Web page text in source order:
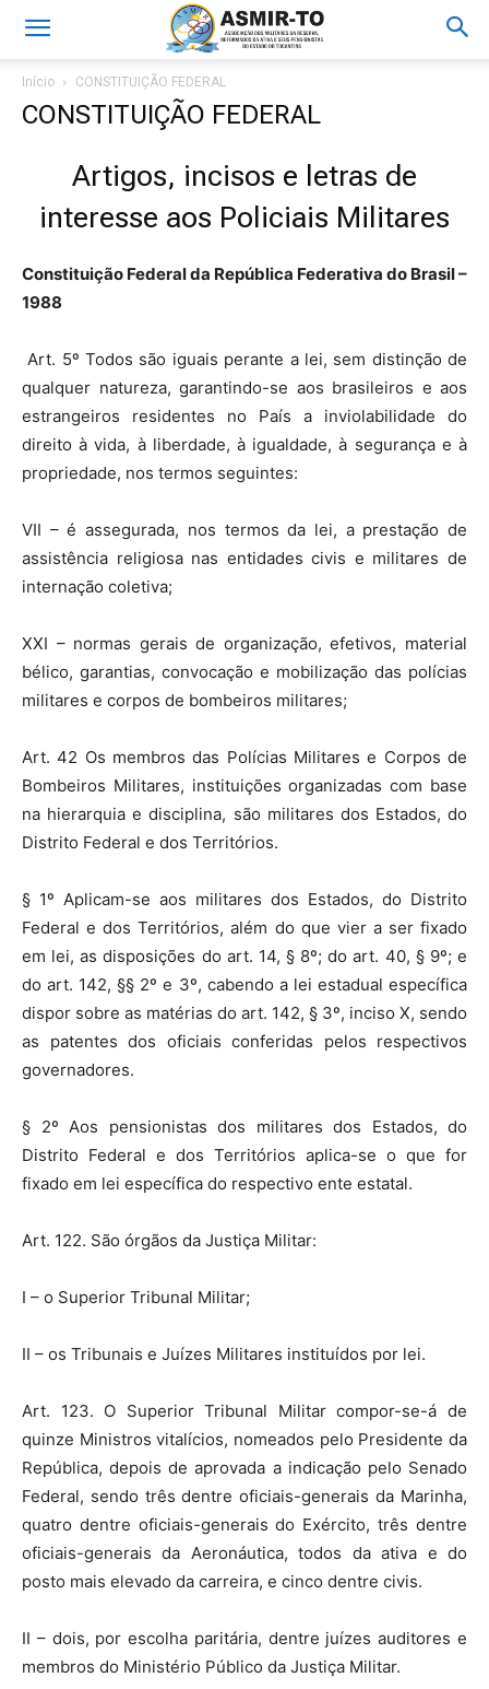
Início CONSTITUIÇÃO FEDERAL
CONSTITUIÇÃO FEDERAL
Artigos, incisos e letras de
interesse aos Policiais Militares
Constituição Federal da República Federativa do Brasil –
1988
Art. 5º Todos são iguais perante a lei, sem distinção de
qualquer natureza, garantindo-se aos brasileiros e aos
estrangeiros residentes no País a inviolabilidade do
direito à vida, à liberdade, à igualdade, à segurança e à
propriedade, nos termos seguintes:
VII – é assegurada, nos termos da lei, a prestação de
assistência religiosa nas entidades civis e militares de
internação coletiva;
XXI – normas gerais de organização, efetivos, material
bélico, garantias, convocação e mobilização das polícias
militares e corpos de bombeiros militares;
Art. 42 Os membros das Polícias Militares e Corpos de
Bombeiros Militares, instituições organizadas com base
na hierarquia e disciplina, são militares dos Estados, do
Distrito Federal e dos Territórios.
§ 1º Aplicam-se aos militares dos Estados, do Distrito
Federal e dos Territórios, além do que vier a ser fixado
em lei, as disposições do art. 14, § 8º; do art. 40, § 9º; e
do art. 142, §§ 2º e 3º, cabendo a lei estadual específica
dispor sobre as matérias do art. 142, § 3º, inciso X, sendo
as patentes dos oficiais conferidas pelos respectivos
governadores.
§ 2º Aos pensionistas dos militares dos Estados, do
Distrito Federal e dos Territórios aplica-se o que for
fixado em lei específica do respectivo ente estatal.
Art. 122. São órgãos da Justiça Militar:
I – o Superior Tribunal Militar;
II – os Tribunais e Juízes Militares instituídos por lei.
Art. 123. O Superior Tribunal Militar compor-se-á de
quinze Ministros vitalícios, nomeados pelo Presidente da
República, depois de aprovada a indicação pelo Senado
Federal, sendo três dentre oficiais-generais da Marinha,
quatro dentre oficiais-generais do Exército, três dentre
oficiais-generais da Aeronáutica, todos da ativa e do
posto mais elevado da carreira, e cinco dentre civis.
II – dois, por escolha paritária, dentre juízes auditores e
membros do Ministério Público da Justiça Militar.